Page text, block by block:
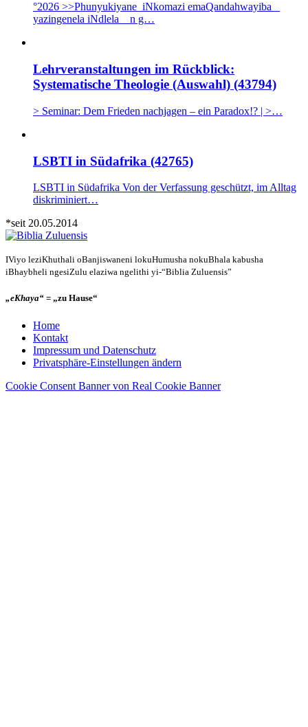
°2026 >>Phunyukiyane iNkomazi emaQandahwayiba _
yazingenela iNdlela n g…
Lehrveranstaltungen im Rückblick:
Systematische Theologie (Auswahl) (43794)
> Seminar: Dem Frieden nachjagen – ein Paradox!? | >…
LSBTI in Südafrika (42765)
LSBTI in Südafrika Von der Verfassung geschützt, im Alltag
diskriminiert…
*seit 20.05.2014
IViyo leziKhuthali oBanjiswaneni lokuHumusha nokuBhala kabusha
iBhaybheli ngesiZulu elaziwa ngelithi yi-“Biblia Zuluensis”
„eKhaya“ = „zu Hause“
Home
Kontakt
Impressum und Datenschutz
Privatsphäre-Einstellungen ändern
Cookie Consent Banner von Real Cookie Banner